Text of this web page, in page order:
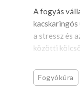
A fogyás
kacskaringós
a stressz és
közötti
Fogyókúra